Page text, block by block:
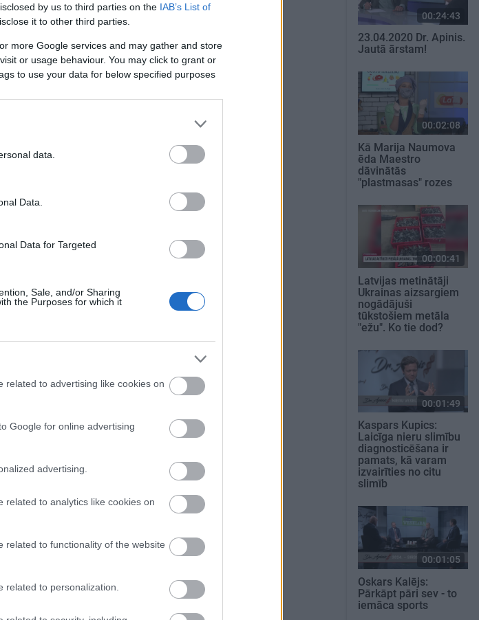
by us to third parties on the IAB’s List of
it to other third parties.
more Google services and may gather and store
or usage behaviour. You may click to grant or
to use your data for below specified purposes
data.
Data.
Data for Targeted
Sale, and/or Sharing
the Purposes for which it
related to advertising like cookies on
Google for online advertising
advertising.
related to analytics like cookies on
related to functionality of the website
related to personalization.
00:24:43
23.04.2020 Dr. Apinis.
Jautā ārstam!
00:02:08
Kā Marija Naumova
ēda Maestro
dāvinātās
"plastmasas" rozes
00:00:41
Latvijas metinātāji
Ukrainas aizsargiem
nogādājuši
tūkstošiem metāla
"ežu". Ko tie dod?
00:01:49
Kaspars Kupics:
Laicīga nieru slimību
diagnosticēšana ir
pamats, kā varam
izvairīties no citu
slimīb
00:01:05
Oskars Kalējs:
Pārkāpt pāri sev - to
iemāca sports